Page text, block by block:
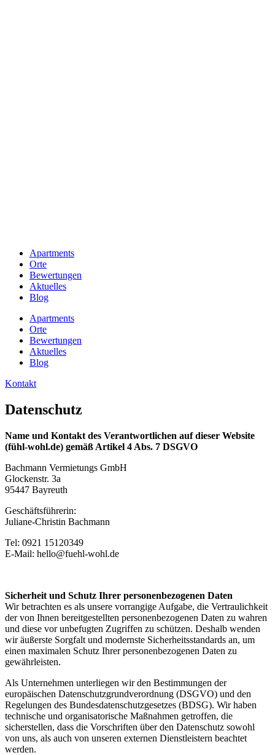
Apartments
Orte
Bewertungen
Aktuelles
Blog
Apartments
Orte
Bewertungen
Aktuelles
Blog
Kontakt
Datenschutz
Name und Kontakt des Verantwortlichen auf dieser Website
(fühl-wohl.de) gemäß Artikel 4 Abs. 7 DSGVO
Bachmann Vermietungs GmbH
Glockenstr. 3a
95447 Bayreuth
Geschäftsführerin:
Juliane-Christin Bachmann
Tel: 0921 15120349
E-Mail: hello@fuehl-wohl.de
Sicherheit und Schutz Ihrer personenbezogenen Daten
Wir betrachten es als unsere vorrangige Aufgabe, die Vertraulichkeit
der von Ihnen bereitgestellten personenbezogenen Daten zu wahren
und diese vor unbefugten Zugriffen zu schützen. Deshalb wenden
wir äußerste Sorgfalt und modernste Sicherheitsstandards an, um
einen maximalen Schutz Ihrer personenbezogenen Daten zu
gewährleisten.
Als Unternehmen unterliegen wir den Bestimmungen der
europäischen Datenschutzgrundverordnung (DSGVO) und den
Regelungen des Bundesdatenschutzgesetzes (BDSG). Wir haben
technische und organisatorische Maßnahmen getroffen, die
sicherstellen, dass die Vorschriften über den Datenschutz sowohl
von uns, als auch von unseren externen Dienstleistern beachtet
werden.